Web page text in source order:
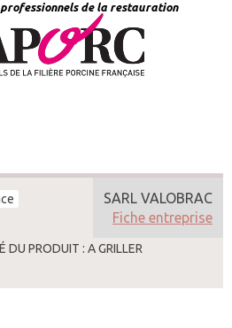
de la restauration
DU PRODUIT : A GRILLER
SARL VALOBRAC
Fiche entreprise